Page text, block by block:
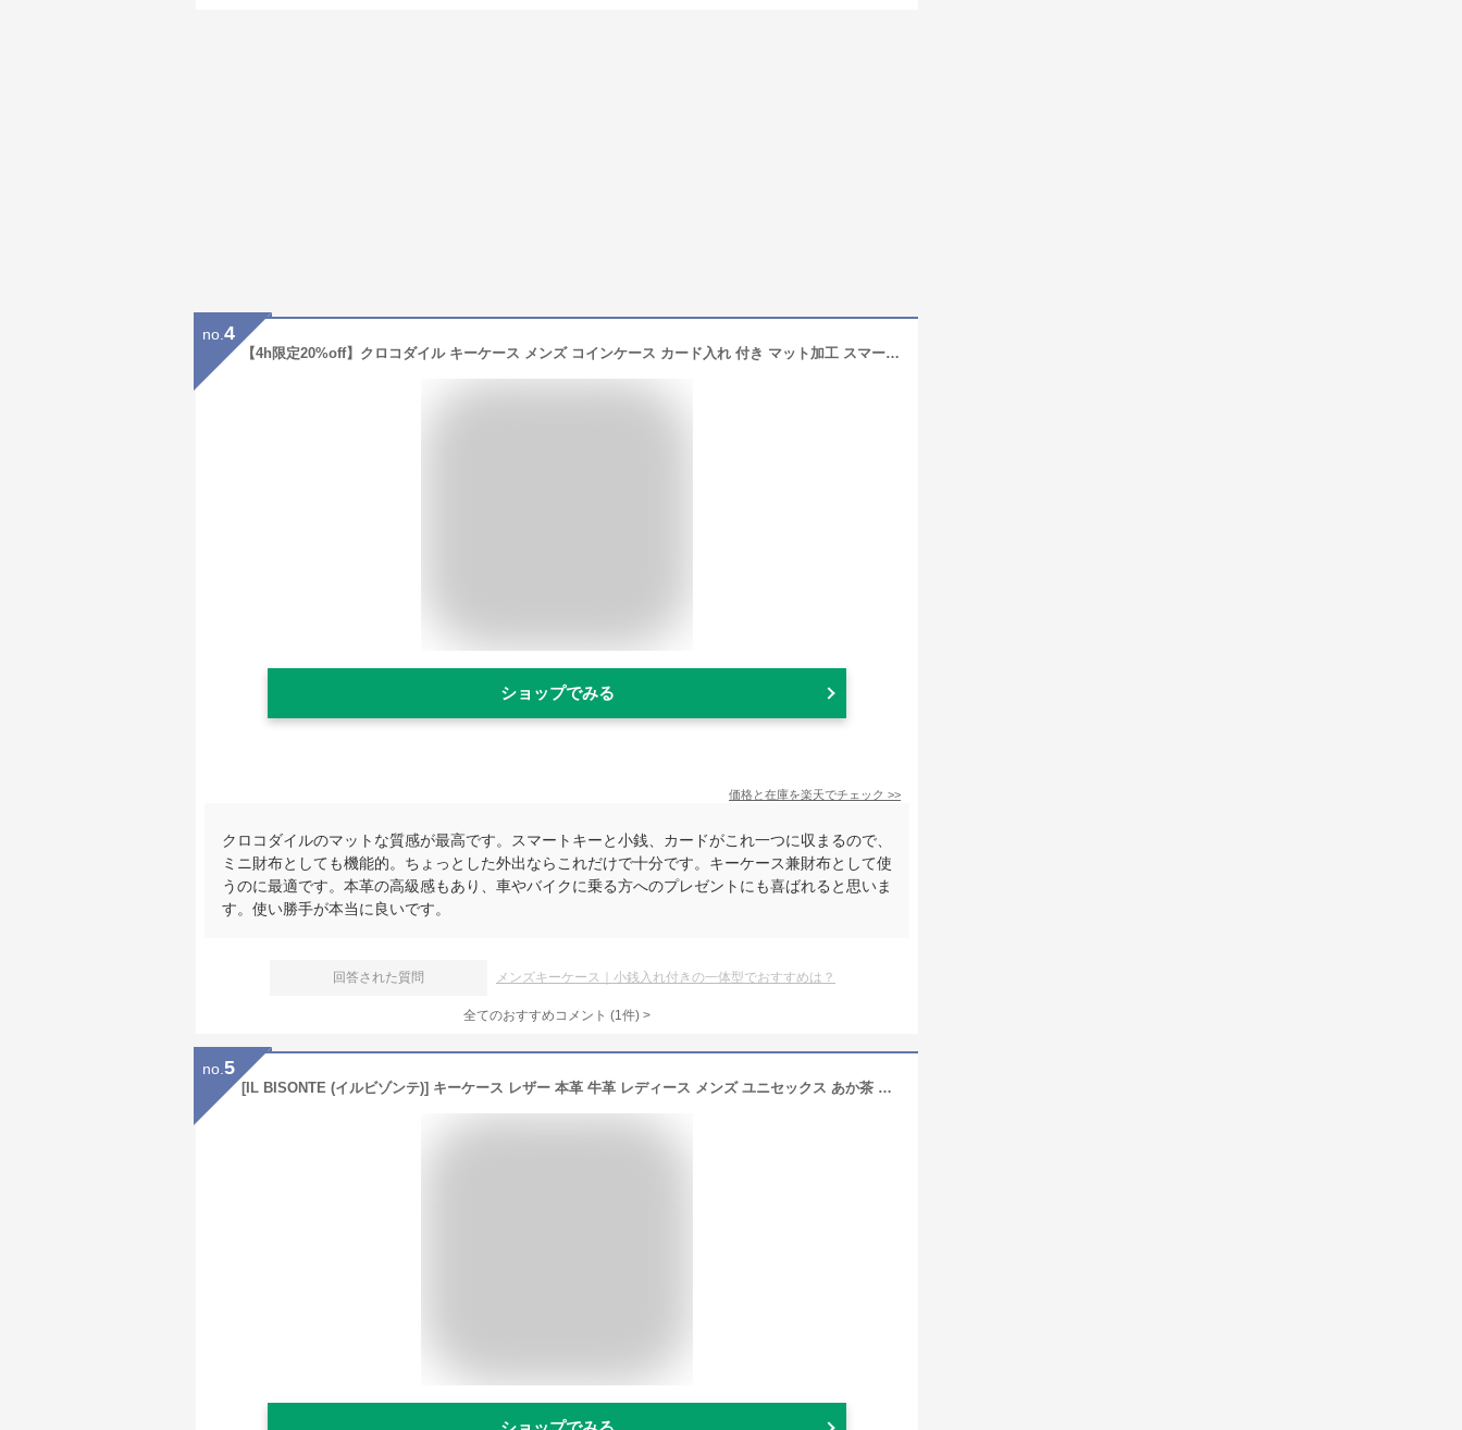
no. 4
【4h限定20%off】クロコダイル キーケース メンズ コインケース カード入れ 付き マット加工 スマートキー ミニ財布 キーホルダー 革 本革 車 バイク 全6色 プレゼント 4FA (06001244-mens-1r)
ショップでみる
価格と在庫を楽天でチェック >>
クロコダイルのマットな質感が最高です。スマートキーと小銭、カードがこれ一つに収まるので、
ミニ財布としても機能的。ちょっとした外出ならこれだけで十分です。キーケース兼財布として使
うのに最適です。本革の高級感もあり、車やバイクに乗る方へのプレゼントにも喜ばれると思いま
す。使い勝手が本当に良いです。
回答された質問 メンズキーケース｜小銭入れ付きの一体型でおすすめは？
全てのおすすめコメント (1件) >
no. 5
[IL BISONTE (イルビゾンテ)] キーケース レザー 本革 牛革 レディース メンズ ユニセックス あか茶 ブラウン